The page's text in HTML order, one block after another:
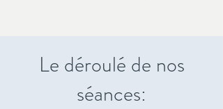
Le déroulé de nos
séances: